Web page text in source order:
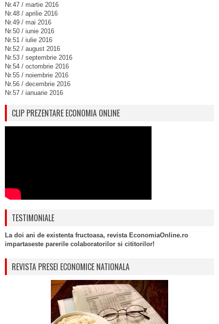
Nr.47 / martie 2016
Nr.48 / aprilie 2016
Nr.49 / mai 2016
Nr.50 / iunie 2016
Nr.51 / iulie 2016
Nr.52 / august 2016
Nr.53 / septembrie 2016
Nr.54 / octombrie 2016
Nr.55 / noiembrie 2016
Nr.56 / decembrie 2016
Nr.57 / ianuarie 2016
CLIP PREZENTARE ECONOMIA ONLINE
TESTIMONIALE
La doi ani de existenta fructoasa, revista EconomiaOnline.ro
impartaseste parerile colaboratorilor si cititorilor!
REVISTA PRESEI ECONOMICE NATIONALA